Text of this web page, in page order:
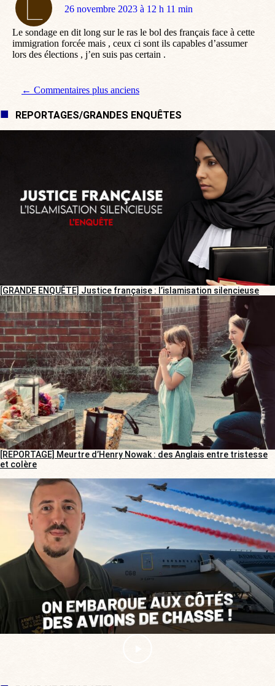
dit
26 novembre 2023 à 12 h 11 min
Le sondage en dit long sur le ras le bol des français face à cette
immigration forcée mais , ceux ci sont ils capables d’assumer
lors des élections , j’en suis pas certain .
Navigation de commentaire
← Commentaires plus anciens
REPORTAGES/GRANDES ENQUÊTES
[GRANDE ENQUÊTE] Justice française : l’islamisation silencieuse
[REPORTAGE] Meurtre d’Henry Nowak : des Anglais entre tristesse
et colère